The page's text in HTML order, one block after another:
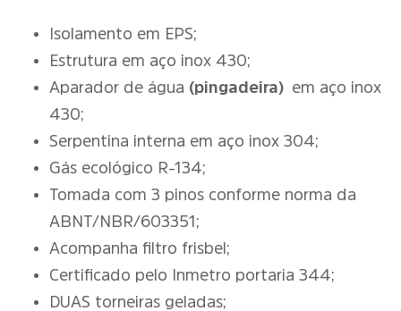
Isolamento em EPS;
Estrutura em aço inox 430;
Aparador de água (pingadeira) em aço inox
430;
Serpentina interna em aço inox 304;
Gás ecológico R-134;
Tomada com 3 pinos conforme norma da
ABNT/NBR/603351;
Acompanha filtro frisbel;
Certificado pelo Inmetro portaria 344;
DUAS torneiras geladas;